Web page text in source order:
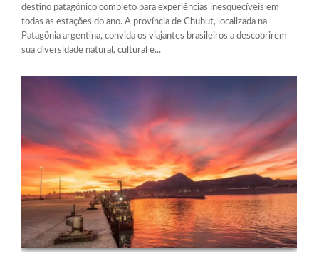
destino patagônico completo para experiências inesquecíveis em
todas as estações do ano. A província de Chubut, localizada na
Patagônia argentina, convida os viajantes brasileiros a descobrirem
sua diversidade natural, cultural e...